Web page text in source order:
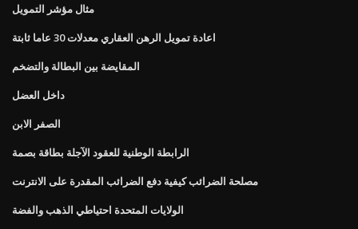
مثال مؤشر التمويل
اعادة تمويل الرهن العقاري معدلات 30 عاما ثابتة
المقايضة بين البطالة والتضخم
داخل العضل
الصفر الابن
الرابطة الوطنية للعقود الآجلة بطاقة بصمة
مصلحة الضرائب كيفية دفع الضرائب المقدرة على الانترنت
الولايات المتحدة احتياطي الذهب والفضة